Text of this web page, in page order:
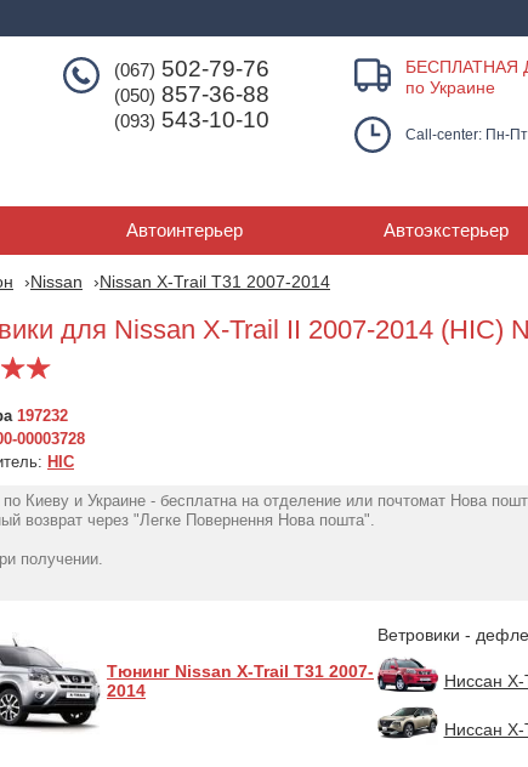
(067) 502-79-76
(050) 857-36-88
(093) 543-10-10
БЕСПЛАТНАЯ
по Украине
Call-center: Пн-
Автоинтерьер Автоэкстерьер
Nissan Nissan X-Trail T31 2007-2014
для Nissan X-Trail II 2007-2014 (HIC)
197232
00003728
HIC
по Киеву и Украине - бесплатна на отделение или почтомат Нова
возврат через "Легке Повернення Нова пошта".
получении.
Тюнинг Nissan X-Trail T31 2007-
2014
Ветровики -
Ниссан
Ниссан
Дефлекторы окон
(ветровики) Nissan X-
Visors
Дефлекторы окон
Nissan X-Trail 07-14,